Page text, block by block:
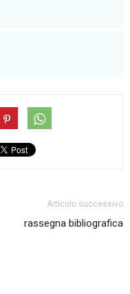
Articolo successivo
rassegna bibliografica